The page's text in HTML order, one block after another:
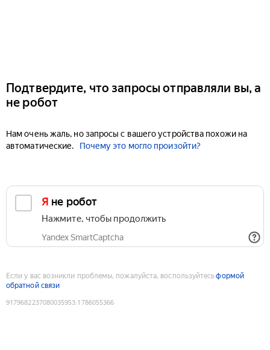
Подтвердите, что запросы отправляли вы, а
не робот
Нам очень жаль, но запросы с вашего устройства похожи на
автоматические.
Почему это могло произойти?
Я не робот
Нажмите, чтобы продолжить
Yandex SmartCaptcha
Если у вас возникли проблемы, пожалуйста, воспользуйтесьформой
обратной связи
9179682237080035953:1786055366